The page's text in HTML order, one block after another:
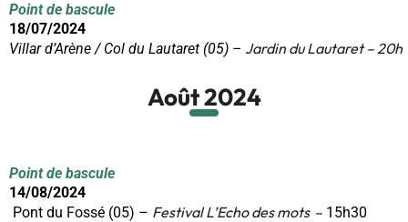
Point de bascule
18/07/2024
Villar d’Arène / Col du Lautaret (05) – Jardin du Lautaret– 20h
Août 2024
Point de bascule
14/08/2024
Pont du Fossé (05) – Festival L’Echo des mots – 15h30